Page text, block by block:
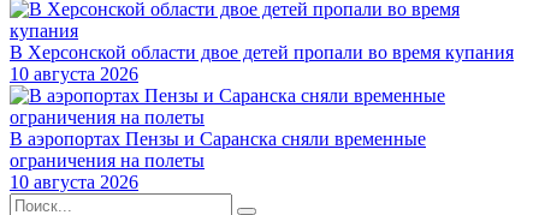
В Херсонской области двое детей пропали во время купания
10 августа 2026
В аэропортах Пензы и Саранска сняли временные
ограничения на полеты
10 августа 2026